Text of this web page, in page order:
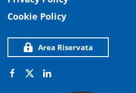
Cookie Policy
Area Riservata